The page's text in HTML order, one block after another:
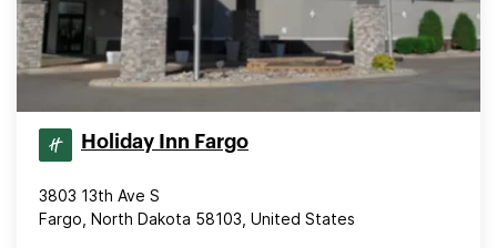
Holiday Inn Fargo
3803 13th Ave S
Fargo, North Dakota 58103, United States